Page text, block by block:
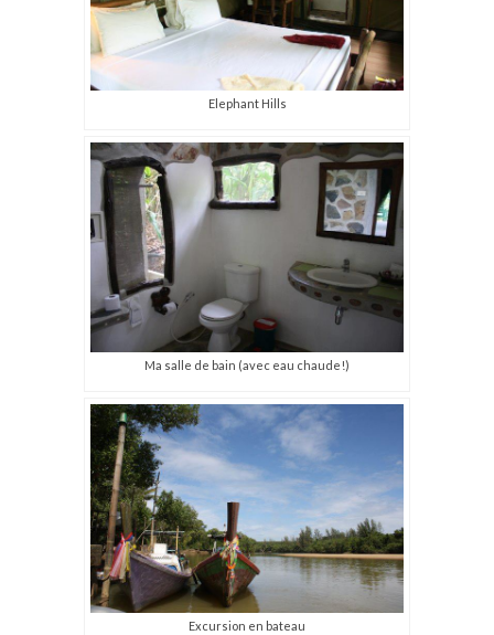
Elephant Hills
Ma salle de bain (avec eau chaude!)
Excursion en bateau